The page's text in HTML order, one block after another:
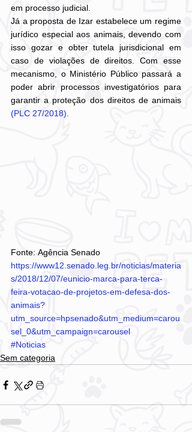
em processo judicial.
Já a proposta de Izar estabelece um regime
jurídico especial aos animais, devendo com
isso gozar e obter tutela jurisdicional em
caso de violações de direitos. Com esse
mecanismo, o Ministério Público passará a
poder abrir processos investigatórios para
(PLC 27/2018).
Fonte: Agência Senado
https://www12.senado.leg.br/noticias/materia
s/2018/12/07/eunicio-marca-para-terca-
feira-votacao-de-projetos-em-defesa-dos-
animais?
utm_source=hpsenado&utm_medium=carou
sel_0&utm_campaign=carousel
#Noticias
Sem categoria